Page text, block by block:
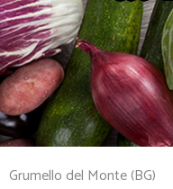
Grumello del Monte (BG)